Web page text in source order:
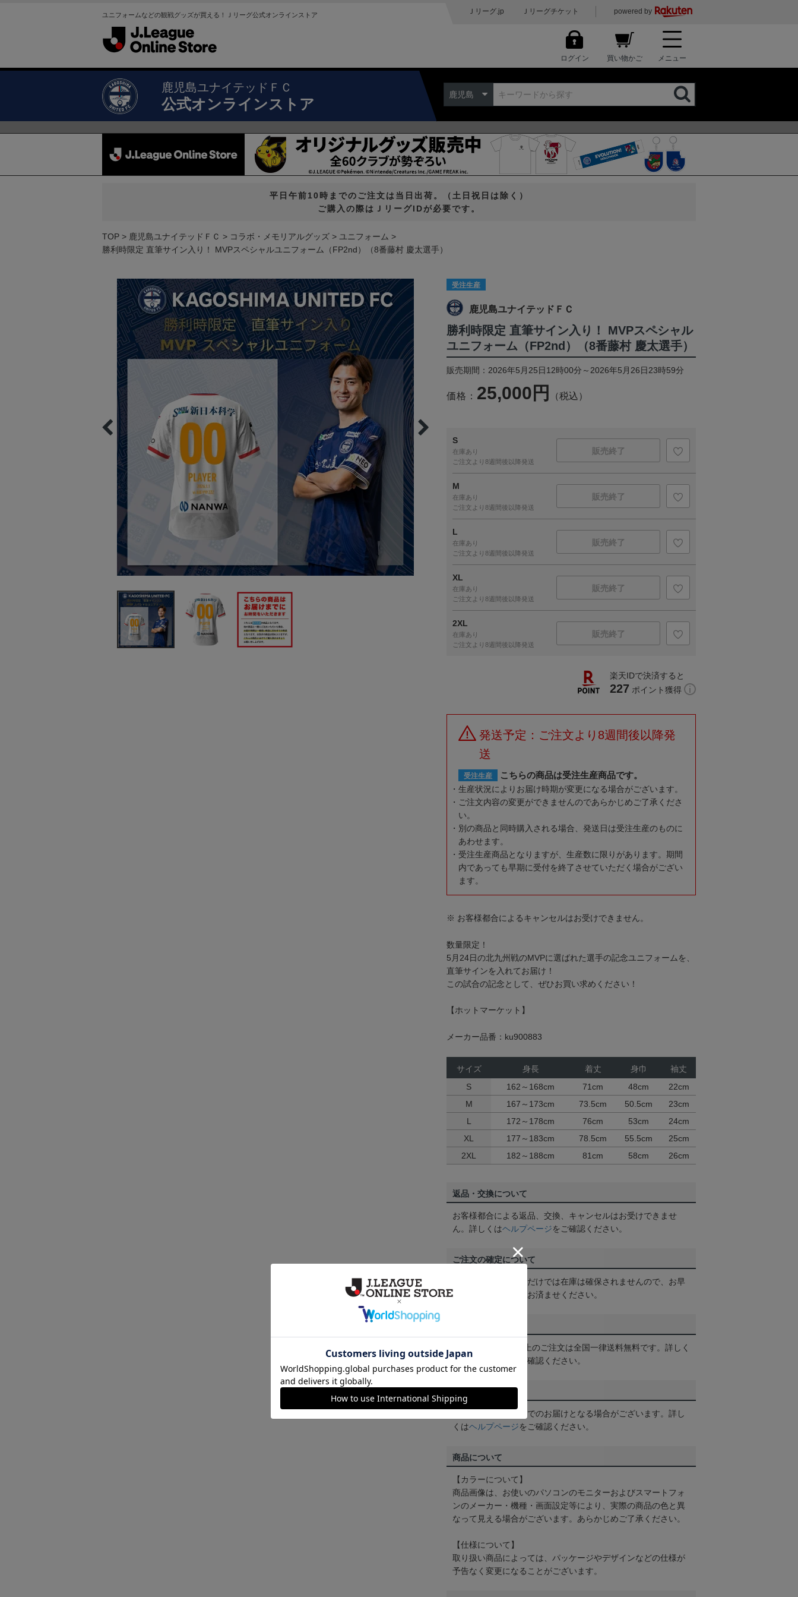
ユニフォームなどの観戦グッズが買える！Ｊリーグ公式オンラインストア Ｊリーグ.jp Ｊリーグチケット powered by
ログイン 買い物かご メニュー
鹿児島ユナイテッドＦＣ
公式オンラインストア
鹿児島
平日午前10時までのご注文は当日出荷。（土日祝日は除く）
ご購入の際はＪリーグIDが必要です。
TOP 鹿児島ユナイテッドＦＣ コラボ・メモリアルグッズ
ユニフォーム
勝利時限定 直筆サイン入り！ MVPスペシャルユニフォーム（FP2nd）（8番藤村 慶太選手）
受注生産
鹿児島ユナイテッドＦＣ
勝利時限定 直筆サイン入り！ MVPスペシャル
ユニフォーム（FP2nd）（8番藤村 慶太選手）
販売期間：2026年5月25日12時00分～2026年5月26日23時59分
価格： 25,000円 （税込）
S
在庫あり
ご注文より8週間後以降発送
販売終了
M
在庫あり
ご注文より8週間後以降発送
販売終了
L
在庫あり
ご注文より8週間後以降発送
販売終了
XL
在庫あり
ご注文より8週間後以降発送
販売終了
2XL
在庫あり
ご注文より8週間後以降発送
販売終了
楽天IDで決済すると
227 ポイント獲得
発送予定：ご注文より8週間後以降発
送
受注生産 こちらの商品は受注生産商品です。
生産状況によりお届け時期が変更になる場合がございます。
ご注文内容の変更ができませんのであらかじめご了承くださ
い。
別の商品と同時購入される場合、発送日は受注生産のものに
あわせます。
受注生産商品となりますが、生産数に限りがあります。期間
内であっても早期に受付を終了させていただく場合がござい
ます。
※ お客様都合によるキャンセルはお受けできません。
数量限定！
5月24日の北九州戦のMVPに選ばれた選手の記念ユニフォームを、
直筆サインを入れてお届け！
この試合の記念として、ぜひお買い求めください！
【ホットマーケット】
メーカー品番：ku900883
サイズ 身長 着丈 身巾
袖丈
S
162～168cm 71cm 48cm
22cm
M
167～173cm 73.5cm 50.5cm
23cm
L
172～178cm 76cm 53cm
24cm
XL
177～183cm 78.5cm 55.5cm
25cm
2XL
182～188cm 81cm 58cm 26cm
返品・交換について
お客様都合による返品、交換、キャンセルはお受けできませ
ん。詳しくはヘルプページをご確認ください。
ご注文の確定について
買い物かごに入れるだけでは在庫は確保されませんので、お早
めにご購入手続きをお済ませください。
3,980円（税込）以上のご注文は全国一律送料無料です。詳しく
は
をご確認ください。
配送方法について
一部商品はメール便でのお届けとなる場合がございます。詳し
くはヘルプページをご確認ください。
商品について
【カラーについて】
商品画像は、お使いのパソコンのモニターおよびスマートフォ
ンのメーカー・機種・画面設定等により、実際の商品の色と異
なって見える場合がございます。あらかじめご了承ください。
【仕様について】
取り扱い商品によっては、パッケージやデザインなどの仕様が
予告なく変更になることがございます。